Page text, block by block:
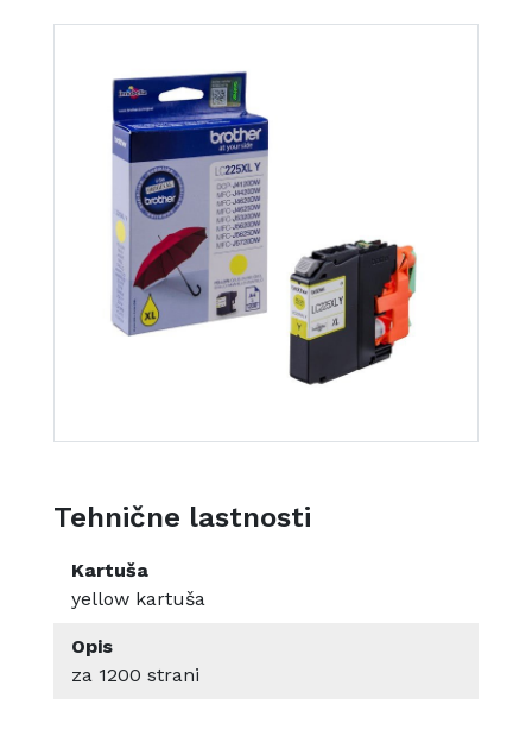
Tehnične lastnosti
Kartuša
yellow kartuša
Opis
za 1200 strani